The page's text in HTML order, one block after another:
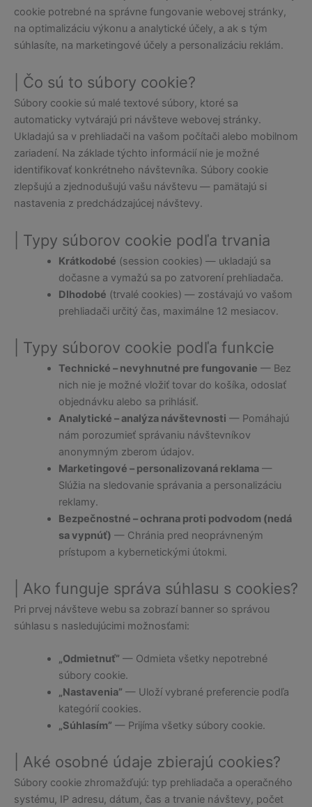
cookie potrebné na správne fungovanie webovej stránky,
na optimalizáciu výkonu a analytické účely, a ak s tým
súhlasíte, na marketingové účely a personalizáciu reklám.
| Čo sú to súbory cookie?
Súbory cookie sú malé textové súbory, ktoré sa
automaticky vytvárajú pri návšteve webovej stránky.
Ukladajú sa v prehliadači na vašom počítači alebo mobilnom
zariadení. Na základe týchto informácií nie je možné
identifikovať konkrétneho návštevníka. Súbory cookie
zlepšujú a zjednodušujú vašu návštevu — pamätajú si
nastavenia z predchádzajúcej návštevy.
| Typy súborov cookie podľa trvania
Krátkodobé (session cookies) — ukladajú sa
dočasne a vymažú sa po zatvorení prehliadača.
Dlhodobé (trvalé cookies) — zostávajú vo vašom
prehliadači určitý čas, maximálne 12 mesiacov.
| Typy súborov cookie podľa funkcie
Technické – nevyhnutné pre fungovanie — Bez
nich nie je možné vložiť tovar do košíka, odoslať
objednávku alebo sa prihlásiť.
Analytické – analýza návštevnosti — Pomáhajú
nám porozumieť správaniu návštevníkov
anonymným zberom údajov.
Marketingové – personalizovaná reklama—
Slúžia na sledovanie správania a personalizáciu
reklamy.
Bezpečnostné – ochrana proti podvodom (nedá
sa vypnúť) — Chránia pred neoprávneným
prístupom a kybernetickými útokmi.
| Ako funguje správa súhlasu s cookies?
Pri prvej návšteve webu sa zobrazí banner so správou
súhlasu s nasledujúcimi možnosťami:
„Odmietnuť” — Odmieta všetky nepotrebné
súbory cookie.
„Nastavenia” — Uloží vybrané preferencie podľa
kategórií cookies.
„Súhlasím” — Prijíma všetky súbory cookie.
| Aké osobné údaje zbierajú cookies?
Súbory cookie zhromažďujú: typ prehliadača a operačného
systému, IP adresu, dátum, čas a trvanie návštevy, počet